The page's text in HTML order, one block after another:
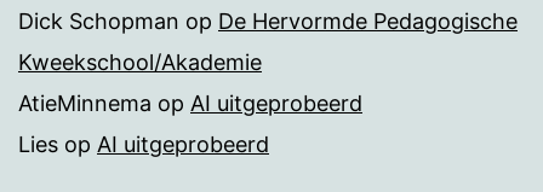
Dick Schopman op De Hervormde Pedagogische
Kweekschool/Akademie
AtieMinnema op AI uitgeprobeerd
Lies op AI uitgeprobeerd